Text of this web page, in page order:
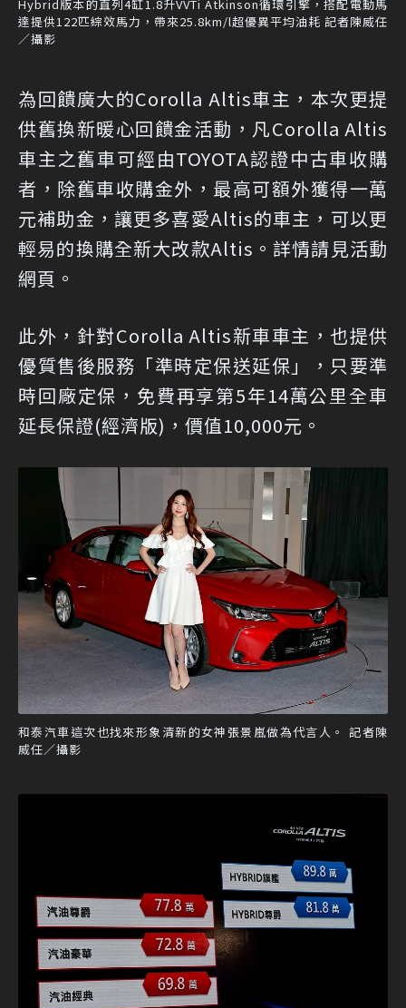
Hybrid版本的直列4缸1.8升VVTi Atkinson循環引擎，搭配電動馬
達提供122匹綜效馬力，帶來25.8km/l超優異平均油耗 記者陳威任
／攝影
為回饋廣大的Corolla Altis車主，本次更提
供舊換新暖心回饋金活動，凡Corolla Altis
車主之舊車可經由TOYOTA認證中古車收購
者，除舊車收購金外，最高可額外獲得一萬
元補助金，讓更多喜愛Altis的車主，可以更
輕易的換購全新大改款Altis。詳情請見活動
網頁 。
此外，針對Corolla Altis新車車主，也提供
優質售後服務「準時定保送延保」，只要準
時回廠定保，免費再享第5年14萬公里全車
延長保證(經濟版)，價值10,000元。
和泰汽車這次也找來形象清新的女神張景嵐做為代言人。 記者陳
威任／攝影